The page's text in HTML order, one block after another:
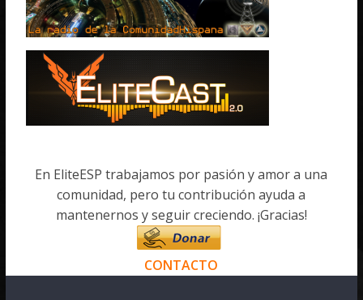
En EliteESP trabajamos por pasión y amor a una
comunidad, pero tu contribución ayuda a
mantenernos y seguir creciendo. ¡Gracias!
CONTACTO